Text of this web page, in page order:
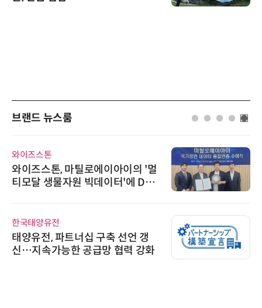
브랜드 뉴스룸
와이즈스톤
와이즈스톤, 마틸로에이아이의 '멀
티모달 생물자원 빅데이터'에 DQ
한국태양유전
태양유전, 파트너십 구축 선언 갱
신…지속가능한 공급망 협력 강화